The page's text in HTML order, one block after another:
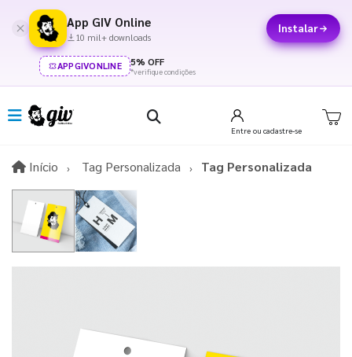
App GIV Online
10 mil+ downloads
Instalar
APPGIVONLINE 5% OFF
*verifique condições
Entre ou cadastre-se
Início InícioTag Personalizada Tag Personalizada